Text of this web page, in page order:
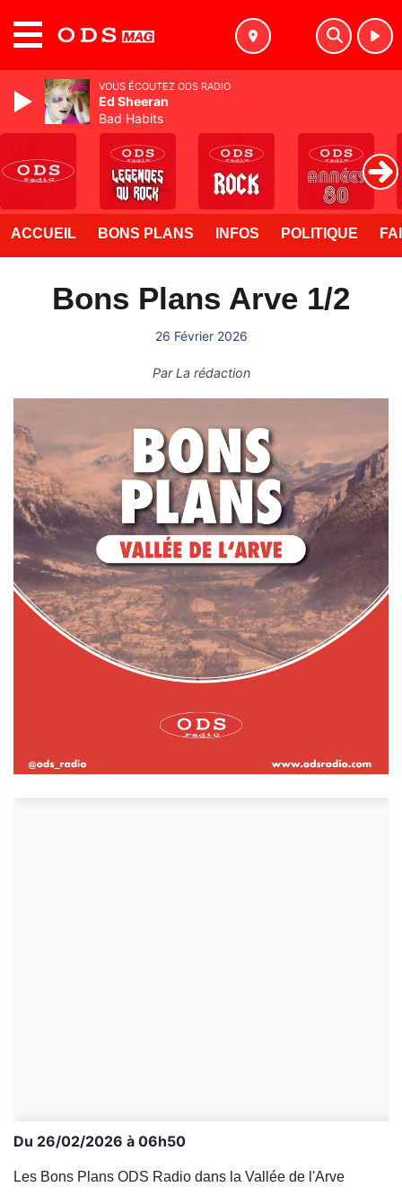
ACCUEIL BONS PLANS INFOS POLITIQUE
Bons Plans Arve 1/2
26 Février 2026
ParLa rédaction
Du 26/02/2026 à 06h50
Les Bons Plans ODS Radio dans la Vallée de l'Arve
VOUS ÉCOUTEZ ODS RADIO
Ed Sheeran
Bad Habits